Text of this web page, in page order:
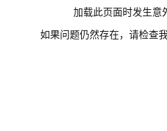
加载此页面时发生意
如果问题仍然存在，请检查